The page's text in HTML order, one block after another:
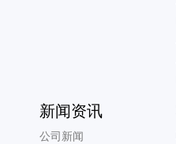
新闻资讯
公司新闻